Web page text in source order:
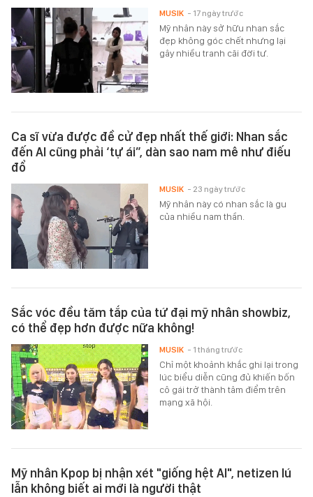
Mỹ nhân này sở hữu nhan sắc
đẹp không góc chết nhưng lại
gây nhiều tranh cãi đời tư.
MUSIK - 17 ngày trước
Ca sĩ vừa được đề cử đẹp nhất thế giới: Nhan sắc
đến AI cũng phải ‘tự ái”, dàn sao nam mê như điếu
đổ
Mỹ nhân này có nhan sắc là gu
của nhiều nam thần.
MUSIK - 23 ngày trước
Sắc vóc đều tăm tắp của tứ đại mỹ nhân showbiz,
có thể đẹp hơn được nữa không!
Chỉ một khoảnh khắc ghi lại trong
lúc biểu diễn cũng đủ khiến bốn
cô gái trở thành tâm điểm trên
mạng xã hội.
MUSIK - 1 tháng trước
Mỹ nhân Kpop bị nhận xét "giống hệt AI", netizen lú
lẫn không biết ai mới là người thật